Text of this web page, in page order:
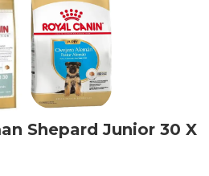
Shepard Junior 30 X